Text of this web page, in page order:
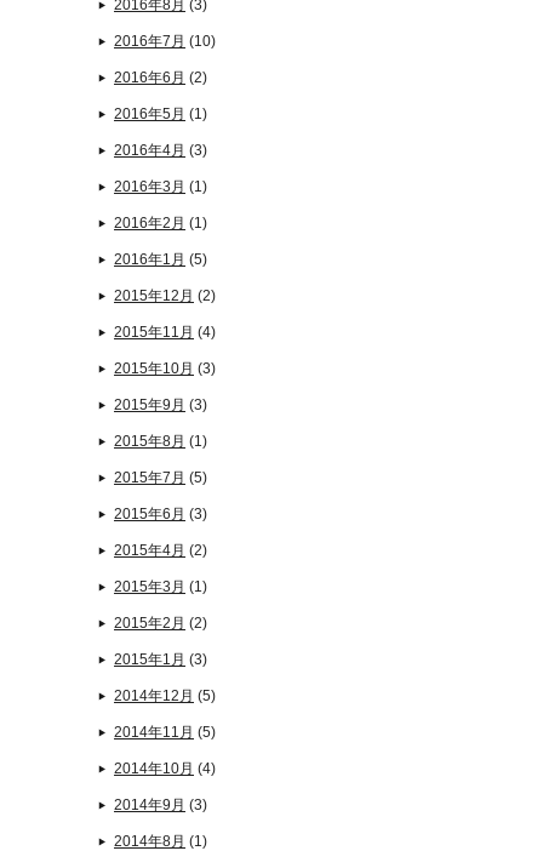
2016年8月 (3)
2016年7月 (10)
2016年6月 (2)
2016年5月 (1)
2016年4月 (3)
2016年3月 (1)
2016年2月 (1)
2016年1月 (5)
2015年12月 (2)
2015年11月 (4)
2015年10月 (3)
2015年9月 (3)
2015年8月 (1)
2015年7月 (5)
2015年6月 (3)
2015年4月 (2)
2015年3月 (1)
2015年2月 (2)
2015年1月 (3)
2014年12月 (5)
2014年11月 (5)
2014年10月 (4)
2014年9月 (3)
2014年8月 (1)